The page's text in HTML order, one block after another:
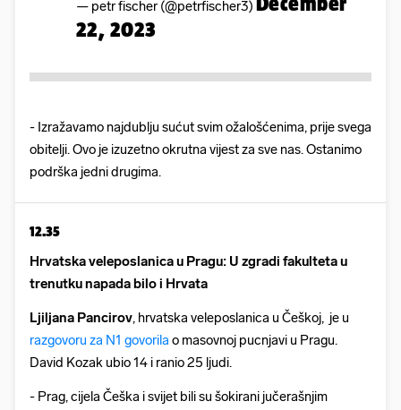
— petr fischer (@petrfischer3)
22, 2023
- Izražavamo najdublju sućut svim ožalošćenima, prije svega
obitelji. Ovo je izuzetno okrutna vijest za sve nas. Ostanimo
podrška jedni drugima.
12.35
Hrvatska veleposlanica u Pragu: U zgradi fakulteta u
trenutku napada bilo i Hrvata
Ljiljana Pancirov, hrvatska veleposlanica u Češkoj, je u
razgovoru za N1 govorila o masovnoj pucnjavi u Pragu.
David Kozak ubio 14 i ranio 25 ljudi.
- Prag, cijela Češka i svijet bili su šokirani jučerašnjim